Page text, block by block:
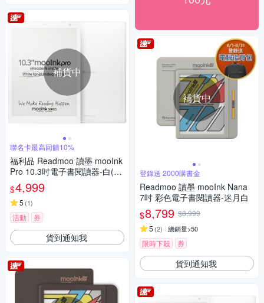
補貨中
聯名卡最高回饋10%
福利品 Readmoo 讀墨 mooInk
Pro 10.3吋電子書閱讀器-白(簡
配)
$4,999
5 (1)
活動 券
貨到通知我
補貨中
登錄送 2000購書金
Readmoo 讀墨 mooInk Nana
7吋 彩色電子書閱讀器-迷月白
$8,799 $8,999
5 (2) 總銷量>50
限時下殺 券
貨到通知我